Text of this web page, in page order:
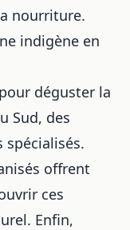
nourriture.
indigène en
déguster la
Sud, des
spécialisés.
offrent
ces
Enfin,